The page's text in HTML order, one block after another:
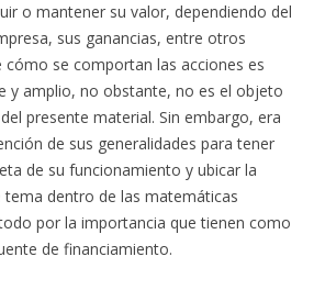
o mantener su valor, dependiendo del
sus ganancias, entre otros
cómo se comportan las acciones es
y amplio, no obstante, no es el objeto
presente material. Sin embargo, era
de sus generalidades para tener
de su funcionamiento y ubicar la
dentro de las matemáticas
por la importancia que tienen como
de financiamiento.